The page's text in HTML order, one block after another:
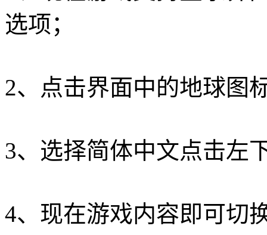
选项；
2、点击界面中的地球图
3、选择简体中文点击左
4、现在游戏内容即可切